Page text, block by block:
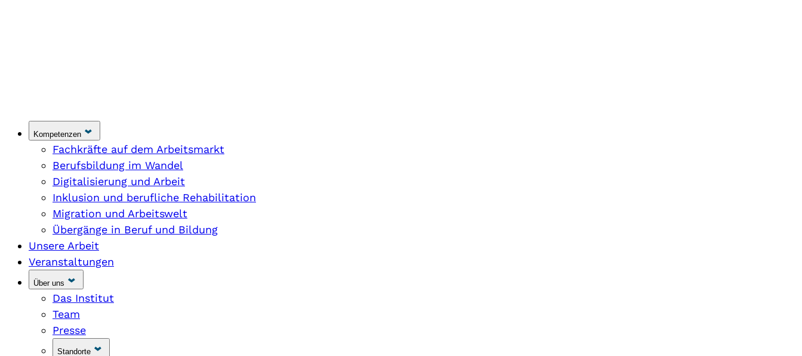
Kompetenzen
Fachkräfte auf dem Arbeitsmarkt
Berufsbildung im Wandel
Digitalisierung und Arbeit
Inklusion und berufliche Rehabilitation
Migration und Arbeitswelt
Übergänge in Beruf und Bildung
Unsere Arbeit
Veranstaltungen
Über uns
Das Institut
Team
Presse
Standorte